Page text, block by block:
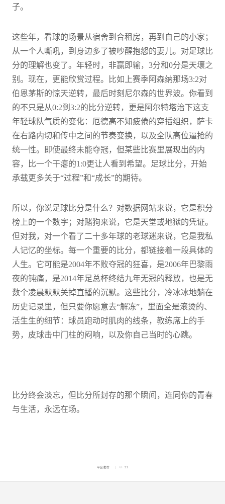
子。
这些年，看球的场景从宿舍到合租房，再到自己的小家；
从一个人嘶吼，到身边多了被吵醒抱怨的妻儿。对足球比
分的理解也变了。年轻时，非赢即输，3分和0分是天壤之
别。现在，更能欣赏过程。比如上赛季阿森纳那场3:2对
伯恩茅斯的惊天逆转，最后时刻尼尔森的世界波。你看到
的不只是从0:2到3:2的比分逆转，更是阿尔特塔治下这支
年轻球队气质的变化：厄德高不知疲倦的穿插组织，萨卡
在右路内切和传中之间的节奏变换，以及全队高位逼抢的
统一性。即使最终未能夺冠，但某些比赛里展现出的内
容，比一个干瘪的1:0更让人看到希望。足球比分，开始
承载更多关于“过程”和“成长”的期待。
所以，你说足球比分是什么？对数据网站来说，它是积分
榜上的一个数字；对赌狗来说，它是天堂或地狱的凭证。
但对我，对一个看了二十多年球的老球迷来说，它是我私
人记忆的坐标。每一个重要的比分，都链接着一段具体的
人生。它可能是2004年不败夺冠的狂喜，是2006年巴黎雨
夜的钝痛，是2014年足总杯终结九年无冠的释放，也是无
数个凌晨默默关掉直播的沉默。这些比分，冷冰冰地躺在
历史记录里，但只要你愿意去“解冻”，里面全是滚烫的、
活生生的细节：球员跑动时肌肉的线条，教练席上的手
势，皮球击中门柱的闷响，以及你自己当时的心跳。
比分终会淡忘，但比分所封存的那个瞬间，连同你的青春
与生活，永远在场。
平台推荐 53